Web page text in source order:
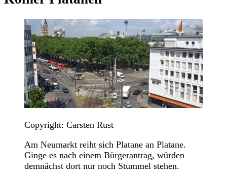
Copyright: Carsten Rust
Am Neumarkt reiht sich Platane an Platane.
Ginge es nach einem Bürgerantrag, würden
demnächst dort nur noch Stummel stehen.